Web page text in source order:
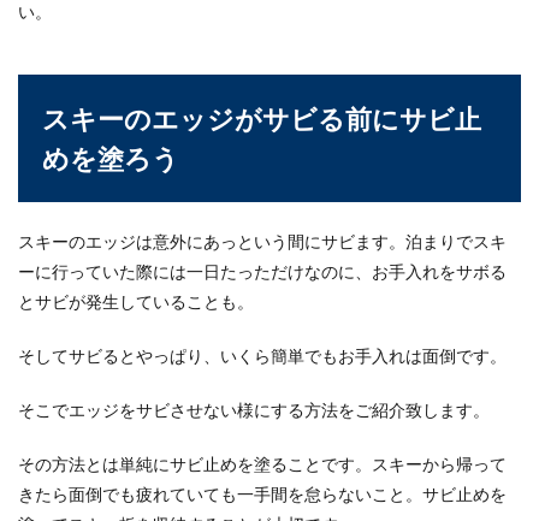
い。
スキーのエッジがサビる前にサビ止
めを塗ろう
スキーのエッジは意外にあっという間にサビます。泊まりでスキ
ーに行っていた際には一日たっただけなのに、お手入れをサボる
とサビが発生していることも。
そしてサビるとやっぱり、いくら簡単でもお手入れは面倒です。
そこでエッジをサビさせない様にする方法をご紹介致します。
その方法とは単純にサビ止めを塗ることです。スキーから帰って
きたら面倒でも疲れていても一手間を怠らないこと。サビ止めを